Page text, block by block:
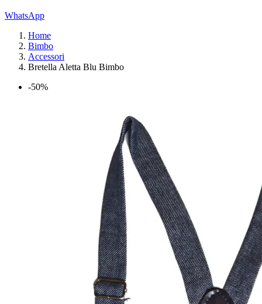
WhatsApp
Home
Bimbo
Accessori
Bretella Aletta Blu Bimbo
-50%